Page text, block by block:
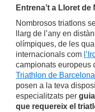
Entrena’t a Lloret de
Nombrosos triatlons
llarg de l’any en
olímpiques, de les
internacionals com
campionats europeus
Triathlon de Barcelona
posen a la teva
especialitzats per
que requereix el